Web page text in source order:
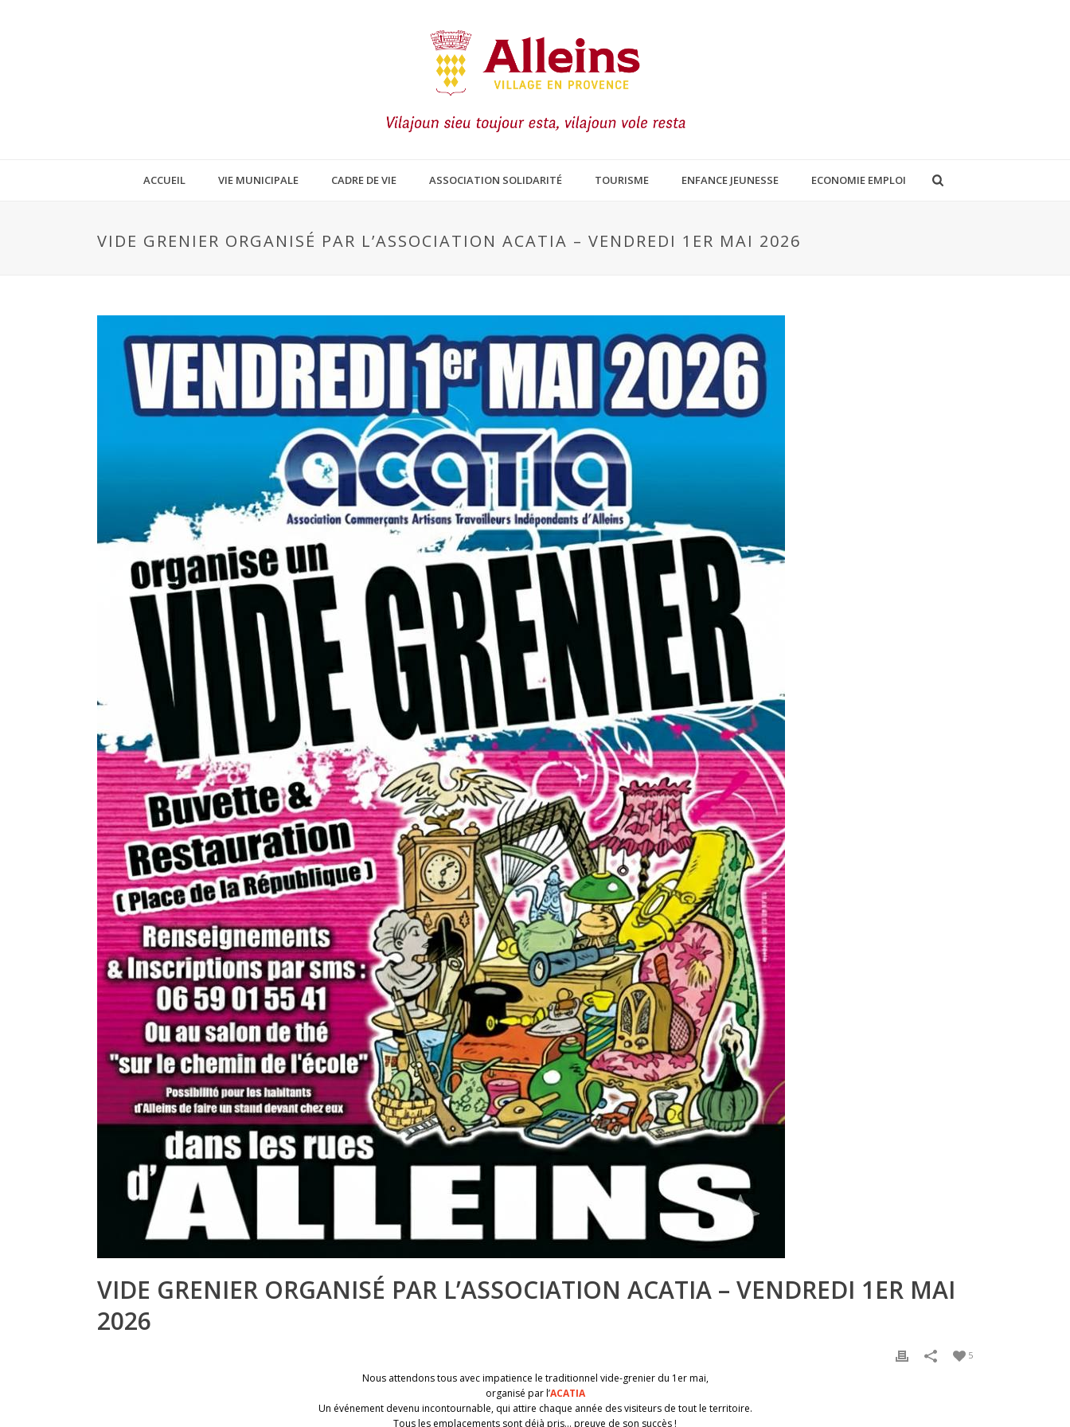
ACCUEIL VIE MUNICIPALE CADRE DE VIE ASSOCIATION SOLIDARITÉ TOURISME ENFANCE JEUNESSE ECONOMIE EMPLOI
VIDE GRENIER ORGANISÉ PAR L’ASSOCIATION ACATIA – VENDREDI 1ER MAI 2026
VIDE GRENIER ORGANISÉ PAR L’ASSOCIATION ACATIA – VENDREDI 1ER MAI
2026
5
Nous attendons tous avec impatience le traditionnel vide-grenier du 1er mai,
organisé par l’ACATIA
Un événement devenu incontournable, qui attire chaque année des visiteurs de tout le territoire.
Tous les emplacements sont déjà pris… preuve de son succès !